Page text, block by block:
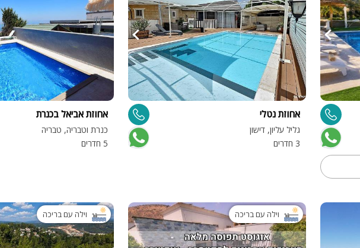
אחוזת נטלי
גליל עליון, דישון
3 חדרים
אחוזת אביאל בכנרת
כנרת וטבריה, טבריה
5 חדרים
וילה עם בריכה וילה עם בריכה